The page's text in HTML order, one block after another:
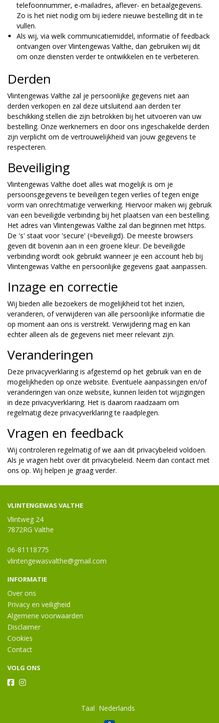
telefoonnummer, e-mailadres, aflever- en betaalgegevens.
Zo is het niet nodig om bij iedere nieuwe bestelling dit in te
vullen.
Als wij, via welk communicatiemiddel, informatie of feedback
ontvangen over Vlintengewas Valthe, dan gebruiken wij dit
om onze diensten verder te ontwikkelen en te verbeteren.
Derden
Vlintengewas Valthe zal je persoonlijke gegevens niet aan
derden verkopen en zal deze uitsluitend aan derden ter
beschikking stellen die zijn betrokken bij het uitvoeren van uw
bestelling. Onze werknemers en door ons ingeschakelde derden
zijn verplicht om de vertrouwelijkheid van jouw gegevens te
respecteren.
Beveiliging
Vlintengewas Valthe doet alles wat mogelijk is om je
persoonsgegevens te beveiligen tegen verlies of tegen enige
vorm van onrechtmatige verwerking. Hiervoor maken wij gebruik
van een beveiligde verbinding bij het plaatsen van een bestelling.
Het adres van Vlintengewas Valthe zal dan beginnen met https.
De 's' staat voor 'secure' (=beveiligd). De meeste browsers
geven dit bovenin aan in een groene kleur. De beveiligde
verbinding wordt ook gebruikt wanneer je een account heb bij
Vlintengewas Valthe en persoonlijke gegevens gaat aanpassen.
Inzage en correctie
Wij bieden alle bezoekers de mogelijkheid tot het inzien,
veranderen, of verwijderen van alle persoonlijke informatie die
op moment aan ons is verstrekt. Verwijdering mag en kan
echter alleen als de gegevens niet meer relevant zijn.
Veranderingen
Deze privacyverklaring is afgestemd op het gebruik van en de
mogelijkheden op onze website. Eventuele aanpassingen en/of
veranderingen van onze website, kunnen leiden tot wijzigingen
in deze privacyverklaring. Het is daarom raadzaam om
regelmatig deze privacyverklaring te raadplegen.
Vragen en feedback
Wij controleren regelmatig of we aan dit privacybeleid voldoen.
Als je vragen hebt over dit privacybeleid. Neem dan contact met
ons op. Wij helpen je graag verder.
VLINTENGEWAS VALTHE
Vlintweg 24
7872RG Valthe
06-81118775
vlintengewasvalthe@gmail.com
INFORMATIE
Over ons
Privacy en veiligheid
Algemene voorwaarden
Disclaimer
Cookies
Contact
VOLG ONS
Taal